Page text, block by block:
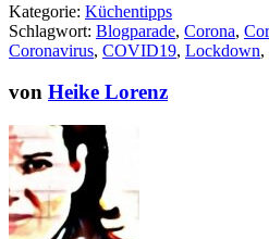
Kategorie: Küchentipps
Schlagwort: Blogparade, Corona,
Coronavirus, COVID19, Lockdown,
von Heike Lorenz